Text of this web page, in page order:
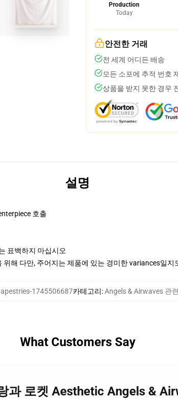
Production
Today
안전한 거래
전 세계 어디든 배송
모든 소포에 추적 번호
상품을 받지 못한 경우
설명
호출
표백하지 마십시오
해 다만, 주어지는 제품에 있는 경미한 variances일지
1745506687카테고리:Angels & Airwaves 관
What Customers Say
과 로켓 Aesthetic Angels &